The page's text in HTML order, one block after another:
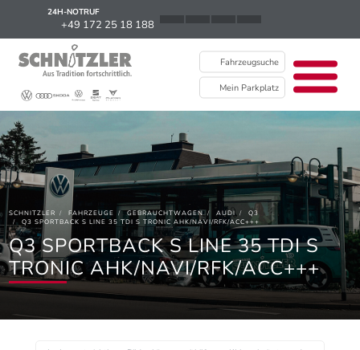
24H-NOTRUF
+49 172 25 18 188
Fahrzeugsuche
Mein Parkplatz
News
Kontakt / Standorte
Über uns
Newsletter
EU Data Act
SCHNITZLER FAHRZEUGE GEBRAUCHTWAGEN AUDI
Q3
Q3 SPORTBACK S LINE 35 TDI S TRONIC AHK/NAVI/RFK/ACC+++
Q3 SPORTBACK S LINE 35 TDI S
TRONIC AHK/NAVI/RFK/ACC+++